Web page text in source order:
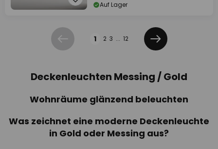
Auf Lager
Zurück 1 2 3 ... 12
Weiter
Deckenleuchten Messing / Gold
Wohnräume glänzend beleuchten
Was zeichnet eine moderne Deckenleuchte
in Gold oder Messing aus?